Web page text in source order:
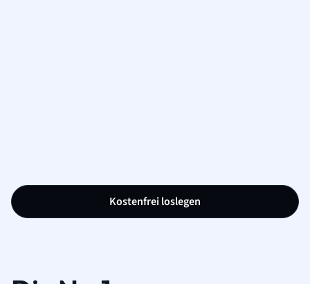
Kostenfrei loslegen